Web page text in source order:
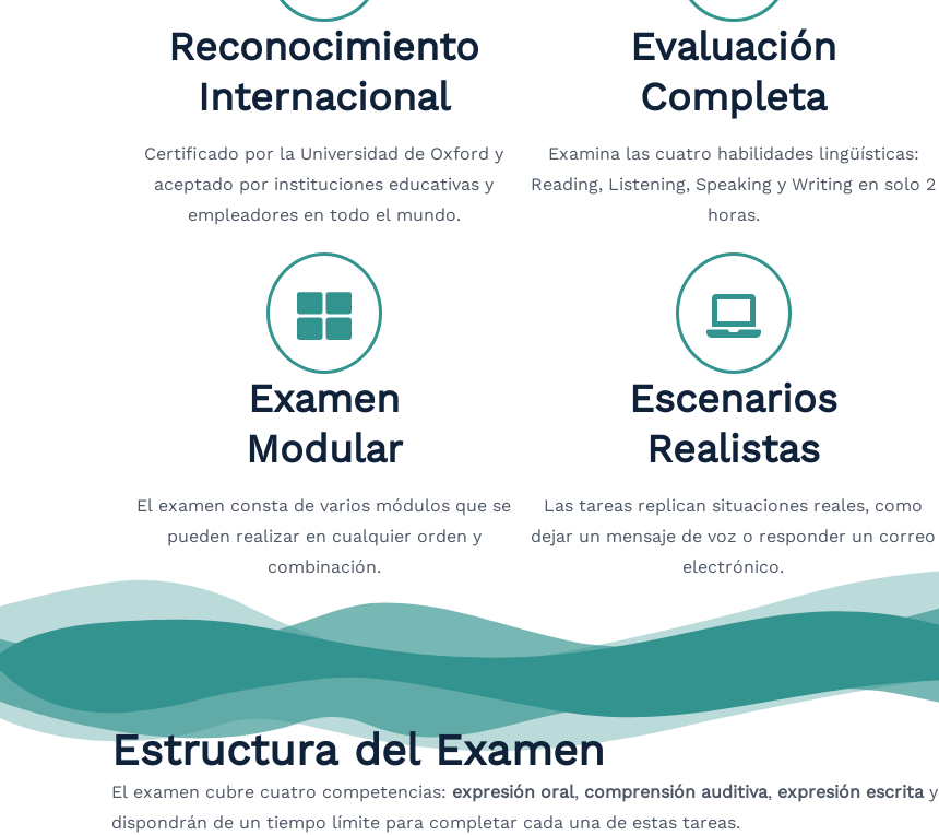
Reconocimiento
Internacional
Certificado por la Universidad de Oxford y
aceptado por instituciones educativas y
empleadores en todo el mundo.
Evaluación
Completa
Examina las cuatro habilidades lingüísticas:
Reading, Listening, Speaking y Writing en solo 2
horas.
Examen
Modular
El examen consta de varios módulos que se
pueden realizar en cualquier orden y
combinación.
Escenarios
Realistas
Las tareas replican situaciones reales, como
dejar un mensaje de voz o responder un correo
electrónico.
Estructura del Examen
El examen cubre cuatro competencias: expresión oral, comprensión auditiva, expresión escritay
dispondrán de un tiempo límite para completar cada una de estas tareas.